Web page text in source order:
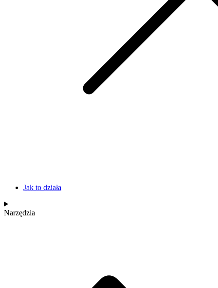
Jak to działa
Narzędzia